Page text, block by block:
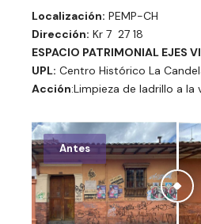
Localización: PEMP-CH
Dirección: Kr 7 27 18
ESPACIO PATRIMONIAL EJES
UPL: Centro Histórico La
Acción:Limpieza de ladrillo a la
Antes